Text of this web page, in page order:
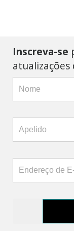
Inscreva-se
atualizações